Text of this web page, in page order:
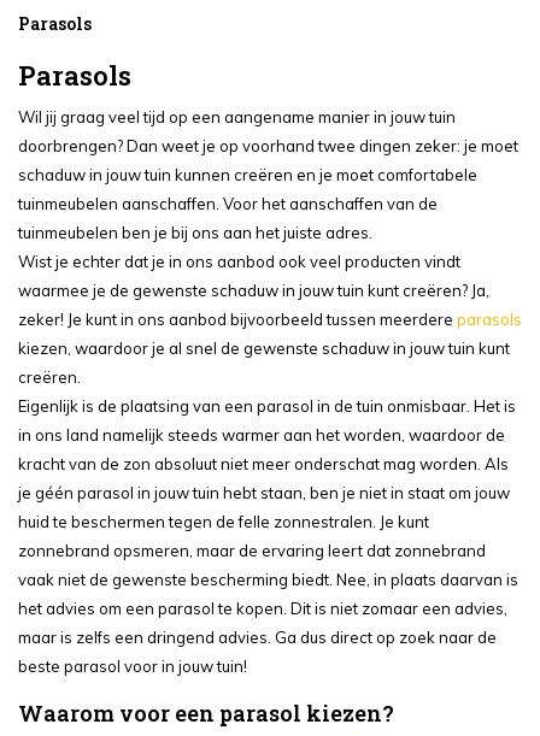
Parasols
Parasols
Wil jij graag veel tijd op een aangename manier in jouw tuin
doorbrengen? Dan weet je op voorhand twee dingen zeker: je moet
schaduw in jouw tuin kunnen creëren en je moet comfortabele
tuinmeubelen aanschaffen. Voor het aanschaffen van de
tuinmeubelen ben je bij ons aan het juiste adres.
Wist je echter dat je in ons aanbod ook veel producten vindt
waarmee je de gewenste schaduw in jouw tuin kunt creëren? Ja,
zeker! Je kunt in ons aanbod bijvoorbeeld tussen meerdere parasols
kiezen, waardoor je al snel de gewenste schaduw in jouw tuin kunt
creëren.
Eigenlijk is de plaatsing van een parasol in de tuin onmisbaar. Het is
in ons land namelijk steeds warmer aan het worden, waardoor de
kracht van de zon absoluut niet meer onderschat mag worden. Als
je géén parasol in jouw tuin hebt staan, ben je niet in staat om jouw
huid te beschermen tegen de felle zonnestralen. Je kunt
zonnebrand opsmeren, maar de ervaring leert dat zonnebrand
vaak niet de gewenste bescherming biedt. Nee, in plaats daarvan is
het advies om een parasol te kopen. Dit is niet zomaar een advies,
maar is zelfs een dringend advies. Ga dus direct op zoek naar de
beste parasol voor in jouw tuin!
Waarom voor een parasol kiezen?